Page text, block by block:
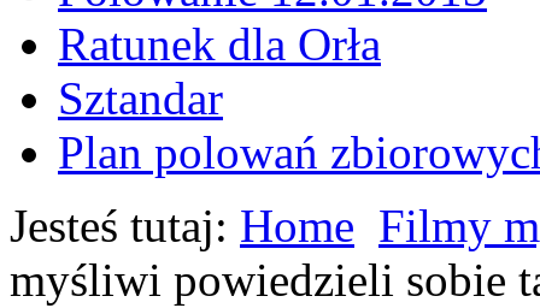
Ratunek dla Orła
Sztandar
Plan polowań
Jesteś tutaj: Home Filmy
myśliwi powiedzieli sobie